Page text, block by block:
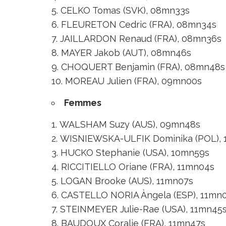
CELKO Tomas (SVK), 08mn33s
FLEURETON Cedric (FRA), 08mn34s
JAILLARDON Renaud (FRA), 08mn36s
MAYER Jakob (AUT), 08mn46s
CHOQUERT Benjamin (FRA), 08mn48s
MOREAU Julien (FRA), 09mn00s
Femmes
WALSHAM Suzy (AUS), 09mn48s
WISNIEWSKA-ULFIK Dominika (POL),
HUCKO Stephanie (USA), 10mn59s
RICCITIELLO Oriane (FRA), 11mn04s
LOGAN Brooke (AUS), 11mn07s
CASTELLO NORIA Àngela (ESP),
STEINMEYER Julie-Rae (USA), 11mn45s
BAUDOUX Coralie (FRA), 11mn47s